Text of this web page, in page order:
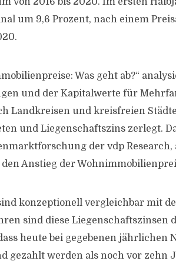
um 9,6 Prozent, nach einem
Was geht ab?“
und der Kapitalwerte für
Landkreisen und kreisfreien
und Liegenschaftszins zerlegt.
der vdp Research,
Anstieg der
konzeptionell vergleichbar mit
sind diese Liegenschaftszinsen
heute bei gegebenen
gezahlt werden als noch vor zehn